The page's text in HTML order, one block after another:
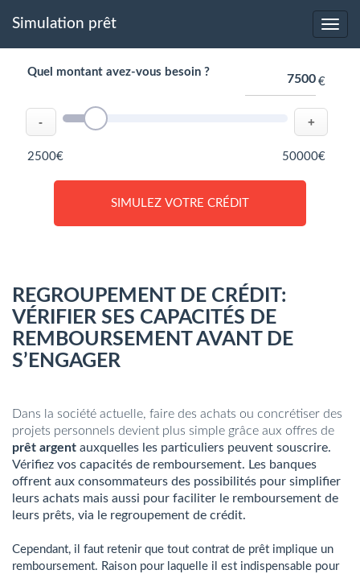
Simulation prêt
Quel montant avez-vous besoin ?
€
- +
2500€ 50000€
SIMULEZ VOTRE CRÉDIT
REGROUPEMENT DE CRÉDIT:
VÉRIFIER SES CAPACITÉS DE
REMBOURSEMENT AVANT DE
S’ENGAGER
Dans la société actuelle, faire des achats ou concrétiser des
projets personnels devient plus simple grâce aux offres de
prêt argent auxquelles les particuliers peuvent souscrire.
Vérifiez vos capacités de remboursement. Les banques
offrent aux consommateurs des possibilités pour simplifier
leurs achats mais aussi pour faciliter le remboursement de
leurs prêts, via le regroupement de crédit.
Cependant, il faut retenir que tout contrat de prêt implique un
remboursement. Raison pour laquelle il est indispensable pour